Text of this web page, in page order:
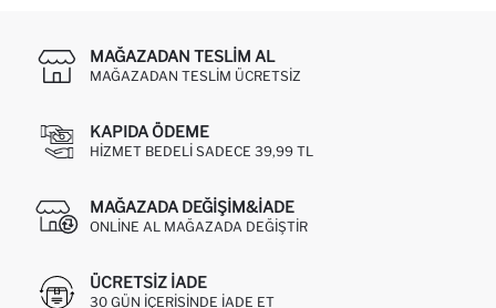
MAĞAZADAN TESLIM AL
MAĞAZADAN TESLIM ÜCRETSIZ
KAPIDA ÖDEME
HIZMET BEDELI SADECE 39,99 TL
MAĞAZADA DEĞIŞIM&İADE
ONLINE AL MAĞAZADA DEĞIŞTIR
ÜCRETSIZ IADE
30 GÜN IÇERISINDE IADE ET